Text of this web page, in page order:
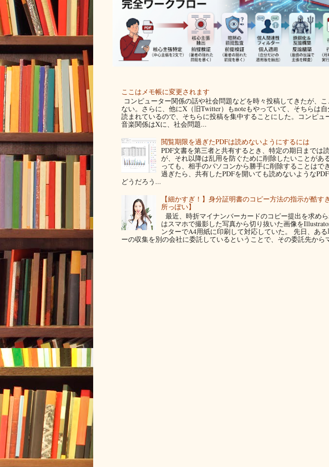
ここはメモ帳に変更されます
コンピューター関係の話や社会問題などを時々投稿してきたが、こ
ない。さらに、他にX（旧Twitter）もnoteもやっていて、そちらは
読まれているので、そちらに投稿を集中することにした。コンピュ
音楽関係はXに、社会問題...
閲覧期限を過ぎたPDFは読めないようにするには
PDF文書を第三者と共有するとき、特定の期日までは
が、それ以降は乱用を防ぐために削除したいことがあ
っても、相手のパソコンから勝手に削除することはで
過ぎたら、共有したPDFを開いても読めないような
どうだろう...
【細かすぎ！】身分証明書のコピー方法の指示が酷す
所っぽい】
最近、時折マイナンバーカードのコピー提出を求め
はスマホで撮影した写真から切り抜いた画像を
ンターでA4用紙に印刷して対応していた。 先日、あ
ーの収集を別の会社に委託しているということで、その委託先から